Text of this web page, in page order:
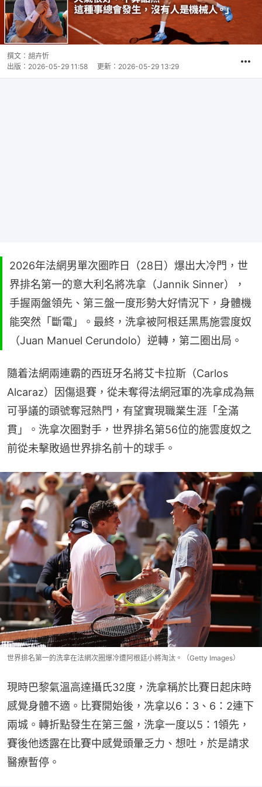
撰文： 胡卉忻
出版： 2026-05-29 11:58 更新： 2026-05-29 13:29
2026年法網男單次圈昨日（28日）爆出大冷門，世
界排名第一的意大利名將冼拿（Jannik Sinner），
手握兩盤領先、第三盤一度形勢大好情況下，身體機
能突然「斷電」。最終，洗拿被阿根廷黑馬施雲度奴
（Juan Manuel Cerundolo）逆轉，第二圈出局。
隨着法網兩連霸的西班牙名將艾卡拉斯（Carlos
Alcaraz）因傷退賽，從未奪得法網冠軍的冼拿成為無
可爭議的頭號奪冠熱門，有望實現職業生涯「全滿
貫」。洗拿次圈對手，世界排名第56位的施雲度奴之
前從未擊敗過世界排名前十的球手。
世界排名第一的洗拿在法網次圈爆冷遭阿根廷小將淘汰。（Getty Images）
現時巴黎氣溫高達攝氏32度，洗拿稱於比賽日起床時
感覺身體不適。比賽開始後，冼拿以6：3、6：2連下
兩城。轉折點發生在第三盤，洗拿一度以5：1領先，
賽後他透露在比賽中感覺頭暈乏力、想吐，於是請求
醫療暫停。